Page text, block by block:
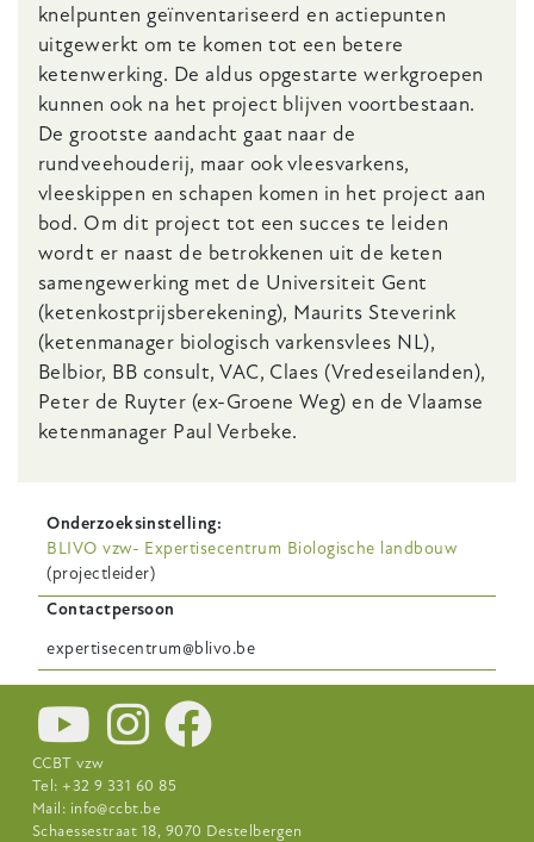
knelpunten geïnventariseerd en actiepunten
uitgewerkt om te komen tot een betere
ketenwerking. De aldus opgestarte werkgroepen
kunnen ook na het project blijven voortbestaan.
De grootste aandacht gaat naar de
rundveehouderij, maar ook vleesvarkens,
vleeskippen en schapen komen in het project aan
bod. Om dit project tot een succes te leiden
wordt er naast de betrokkenen uit de keten
samengewerking met de Universiteit Gent
(ketenkostprijsberekening), Maurits Steverink
(ketenmanager biologisch varkensvlees NL),
Belbior, BB consult, VAC, Claes (Vredeseilanden),
Peter de Ruyter (ex-Groene Weg) en de Vlaamse
ketenmanager Paul Verbeke.
Onderzoeksinstelling
BLIVO vzw- Expertisecentrum Biologische landbouw
(projectleider)
Contactpersoon
expertisecentrum@blivo.be
CCBT vzw
Tel: +32 9 331 60 85
Mail: info@ccbt.be
Schaessestraat 18, 9070 Destelbergen